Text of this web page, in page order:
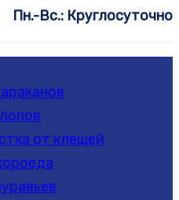
Пн.-Вс.: Круглосуточно
от клещей